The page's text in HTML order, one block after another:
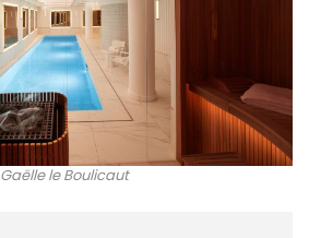
Gaëlle le Boulicaut